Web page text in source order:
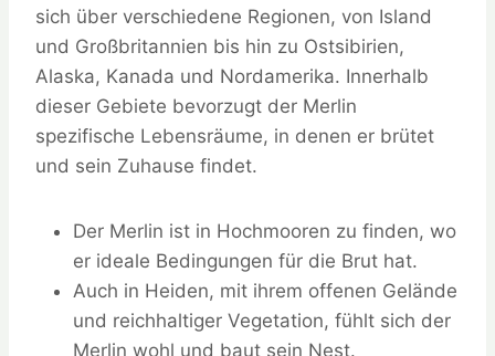
sich über verschiedene Regionen, von Island
und Großbritannien bis hin zu Ostsibirien,
Alaska, Kanada und Nordamerika. Innerhalb
dieser Gebiete bevorzugt der Merlin
spezifische Lebensräume, in denen er brütet
und sein Zuhause findet.
Der Merlin ist in Hochmooren zu finden, wo
er ideale Bedingungen für die Brut hat.
Auch in Heiden, mit ihrem offenen Gelände
und reichhaltiger Vegetation, fühlt sich der
Merlin wohl und baut sein Nest.